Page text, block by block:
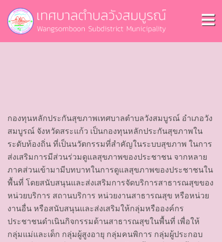
กองทุนหลักประกันสุขภาพเทศบาลตำบลวังสมบูรณ์ อำเภอวัง
สมบูรณ์ จังหวัดสระแก้ว เป็นกองทุนหลักประกันสุขภาพใน
ระดับท้องถิ่น ที่เป็นนวัตกรรมที่สำคัญในระบบสุขภาพ ในการ
ส่งเสริมการมีส่วนร่วมดูแลสุขภาพของประชาชน จากหลาย
ภาคส่วนเข้ามามีบทบาทในการดูแลสุขภาพของประชาชนใน
พื้นที่ โดยสนับสนุนและส่งเสริมการจัดบริการสาธารณสุขของ
หน่วยบริการ สถานบริการ หน่วยงานสาธารณสุข หรือหน่วย
งานอื่น หรือสนับสนุนและส่งเสริมให้กลุ่มหรือองค์กร
ประชาชนดำเนินกิจกรรมด้านสาธารณสุขในพื้นที่ เพื่อให้
กลุ่มแม่และเด็ก กลุ่มผู้สูงอายุ กลุ่มคนพิการ กลุ่มผู้ประกอบ